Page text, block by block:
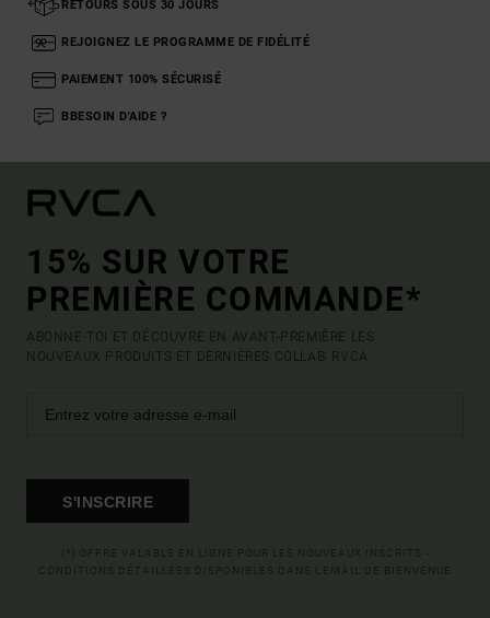
RETOURS SOUS 30 JOURS
REJOIGNEZ LE PROGRAMME DE FIDÉLITÉ
PAIEMENT 100% SÉCURISÉ
BBESOIN D'AIDE ?
15% SUR VOTRE
PREMIÈRE COMMANDE*
ABONNE-TOI ET DÉCOUVRE EN AVANT-PREMIÈRE LES
NOUVEAUX PRODUITS ET DERNIÈRES COLLAB' RVCA.
S'INSCRIRE